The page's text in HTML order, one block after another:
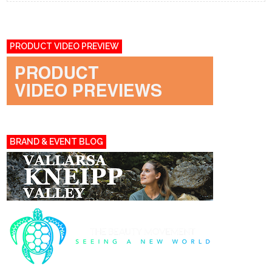
PRODUCT VIDEO PREVIEW
BRAND & EVENT BLOG